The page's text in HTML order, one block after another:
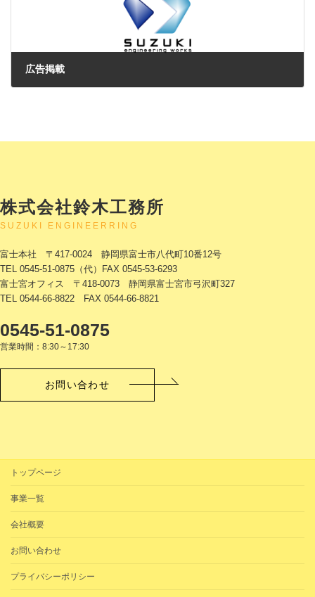
広告掲載
株式会社鈴木工務所
SUZUKI ENGINEERRING
富士本社 〒417-0024 静岡県富士市八代町10番12号
TEL 0545-51-0875（代）FAX 0545-53-6293
富士宮オフィス 〒418-0073 静岡県富士宮市弓沢町327
TEL 0544-66-8822 FAX 0544-66-8821
0545-51-0875
営業時間：8:30～17:30
お問い合わせ
トップページ
事業一覧
会社概要
お問い合わせ
プライバシーポリシー